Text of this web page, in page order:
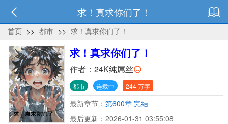
求！真求你们了！
首页 >> 都市 >> 求！真求你们了！
求！真求你们了！
作者： 24K纯屌丝
都市 连载中 244 万字
最新章节： 第600章 完结
最后更新：2026-01-31 03:55:08